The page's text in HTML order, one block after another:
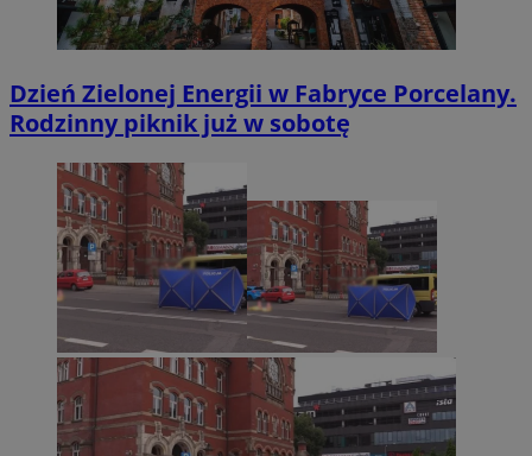
Dzień Zielonej Energii w Fabryce Porcelany.
Rodzinny piknik już w sobotę